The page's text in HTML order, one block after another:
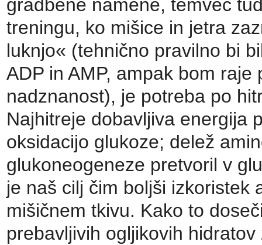
gradbene namene, temveč
treningu, ko mišice in jetra
luknjo« (tehnično pravilno bi
ADP in AMP, ampak bom
nadznanost), je potreba po
Najhitreje dobavljiva energija
oksidacijo glukoze; delež
glukoneogeneze pretvoril v
je naš cilj čim boljši izkoristek
mišičnem tkivu. Kako to
prebavljivih ogljikovih